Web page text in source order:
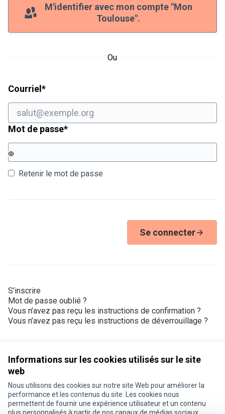
Informations sur les cookies utilisés sur le site
web
Nous utilisons des cookies sur notre site Web pour améliorer la
performance et les contenus du site. Les cookies nous
permettent de fournir une expérience utilisateur et un contenu
M'identifier avec mon compte "Mon
Toulouse".
Ou
Courriel *Champ obligatoire
Mot de passe*Champ obligatoire
Retenir le mot de passe
Se connecter
S'inscrire
Mot de passe oublié ?
Vous n’avez pas reçu les instructions de confirmation ?
Vous n’avez pas reçu les instructions de déverrouillage ?
Conditions d'utilisation
Paramètres des cookies
Je participe ! sur X
Je participe ! sur Facebook
Je participe ! sur Instagram